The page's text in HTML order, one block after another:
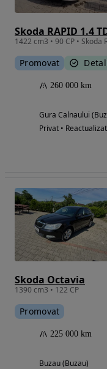
Skoda RAPID 1.4
1422 cm3 • 90 CP •
Promovat
260 000 km
Gura Calnaului
Privat • Reactualizat
Skoda Octavia
1390 cm3 • 122 CP
Promovat
225 000 km
Buzau (Buzau)